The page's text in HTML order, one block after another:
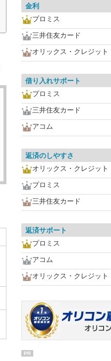
金利
プロミス
三井住友カード
オリックス・クレジット
借り入れサポート
プロミス
三井住友カード
アコム
返済のしやすさ
オリックス・クレジット
プロミス
三井住友カード
返済サポート
プロミス
アコム
オリックス・クレジット
PR